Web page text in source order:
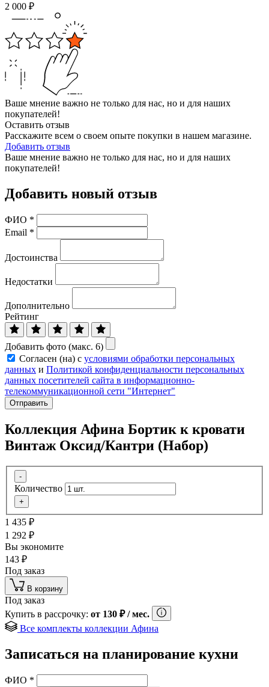
2 000 ₽
Ваше мнение важно не только для нас, но и для наших
покупателей!
Оставить отзыв
Расскажите всем о своем опыте покупки в нашем магазине.
Добавить отзыв
Ваше мнение важно не только для нас, но и для наших
покупателей!
Добавить новый отзыв
ФИО *
Email *
Достоинства
Недостатки
Дополнительно
Рейтинг
Добавить фото (макс. 6)
Согласен (на) с условиями обработки персональных
данных и Политикой конфиденциальности персональных
данных посетителей сайта в информационно-
телекоммуникационной сети "Интернет"
Отправить
Коллекция Афина Бортик к кровати
Винтаж Оксид/Кантри (Набор)
-
Количество
+
1 435 ₽
1 292 ₽
Вы экономите
143 ₽
Под заказ
В корзину
Под заказ
Купить в рассрочку: от 130 ₽/ мес.
Все комплекты коллекции Афина
Записаться на планирование кухни
ФИО *